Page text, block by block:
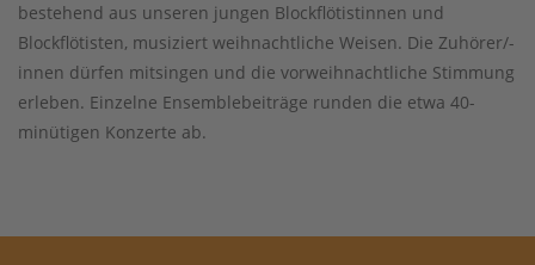
bestehend aus unseren jungen Blockflötistinnen und
Blockflötisten, musiziert weihnachtliche Weisen. Die Zuhörer/-
innen dürfen mitsingen und die vorweihnachtliche Stimmung
erleben. Einzelne Ensemblebeiträge runden die etwa 40-
minütigen Konzerte ab.